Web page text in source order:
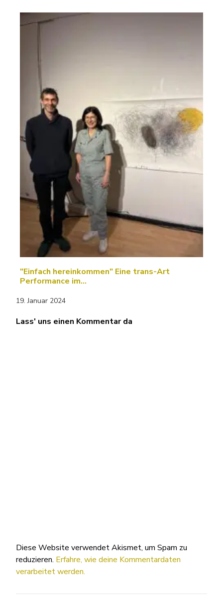
"Einfach hereinkommen" Eine trans-Art
Performance im…
19. Januar 2024
Lass' uns einen Kommentar da
Diese Website verwendet Akismet, um Spam zu
reduzieren. Erfahre, wie deine Kommentardaten
verarbeitet werden.